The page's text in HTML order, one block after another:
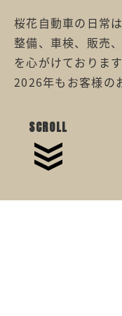
桜花自動車の日常は
整備、車検、販売
を心がけております
2026年もお客様の
SCROLL